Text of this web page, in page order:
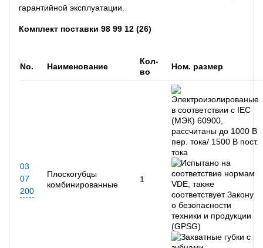
гарантийной эксплуатации.
Комплект поставки 98 99 12 (26)
No. Наименование
Кол-
во
Ном. размер
03
07
200
Плоскогубцы
комбинированные
1